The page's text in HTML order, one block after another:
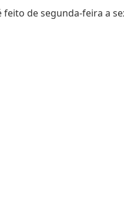
de segunda-feira a